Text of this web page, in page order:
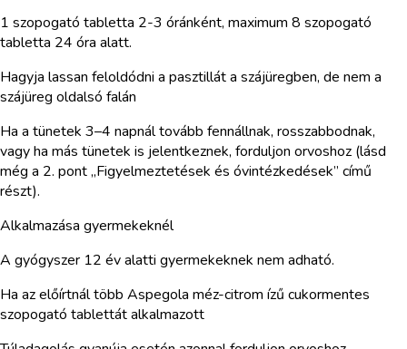
1 szopogató tabletta 2-3 óránként, maximum 8 szopogató
tabletta 24 óra alatt.
Hagyja lassan feloldódni a pasztillát a szájüregben, de nem a
szájüreg oldalsó falán
Ha a tünetek 3–4 napnál tovább fennállnak, rosszabbodnak,
vagy ha más tünetek is jelentkeznek, forduljon orvoshoz (lásd
még a 2. pont „Figyelmeztetések és óvintézkedések” című
részt).
Alkalmazása gyermekeknél
A gyógyszer 12 év alatti gyermekeknek nem adható.
Ha az előírtnál több Aspegola méz-citrom ízű cukormentes
szopogató tablettát alkalmazott